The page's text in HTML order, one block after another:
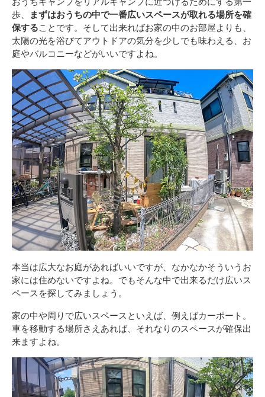
歩、
まずはおうちの中で一番広いスペースが取れる場所を確
保することです。そして出来ればお家の中のお部屋よりも、
太陽の光を浴びてアウトドアの気分を少しでも味わえる、お
庭やバルコニーなどがいいですよね。
本当は広大なお庭があればいいですが、なかなかそういうお
家には住めないですよね。でもそんな中で出来るだけ広いス
ペースを探してみましょう。
家の中や周りで広いスペースといえば、例えばカーポート。
車を移動する場所さえあれば、それなりのスペースが確保出
来ますよね。